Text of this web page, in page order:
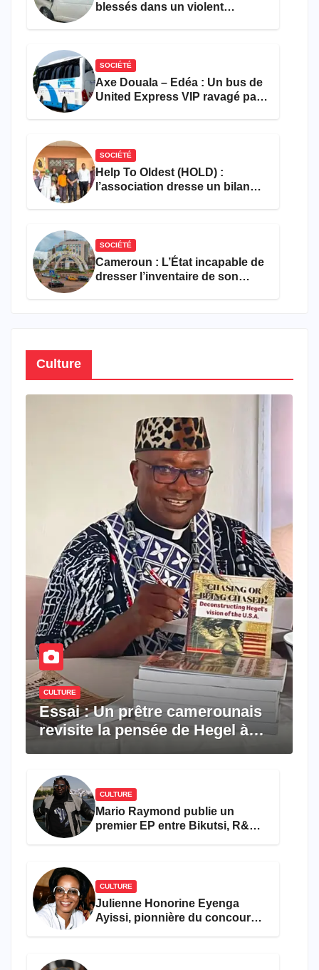
blessés dans un violent
SOCIÉTÉ
Axe Douala – Edéa : Un bus de
United Express VIP ravagé par
SOCIÉTÉ
Help To Oldest (HOLD) :
l’association dresse un bilan
SOCIÉTÉ
Cameroun : L’État incapable de
dresser l’inventaire de son
Culture
CULTURE
Essai : Un prêtre camerounais
revisite la pensée de Hegel à
CULTURE
Mario Raymond publie un
premier EP entre Bikutsi, R&B
CULTURE
Julienne Honorine Eyenga
Ayissi, pionnière du concours